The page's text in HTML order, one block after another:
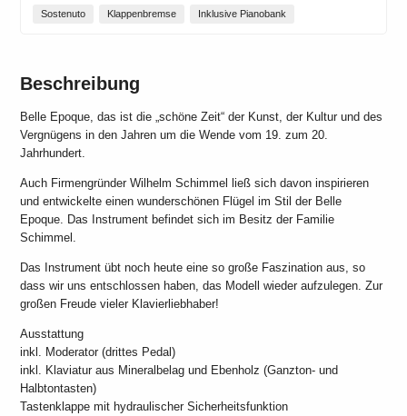
Sostenuto Klappenbremse Inklusive Pianobank
Beschreibung
Belle Epoque, das ist die „schöne Zeit“ der Kunst, der Kultur und des
Vergnügens in den Jahren um die Wende vom 19. zum 20.
Jahrhundert.
Auch Firmengründer Wilhelm Schimmel ließ sich davon inspirieren
und entwickelte einen wunderschönen Flügel im Stil der Belle
Epoque. Das Instrument befindet sich im Besitz der Familie
Schimmel.
Das Instrument übt noch heute eine so große Faszination aus, so
dass wir uns entschlossen haben, das Modell wieder aufzulegen. Zur
großen Freude vieler Klavierliebhaber!
Ausstattung
inkl. Moderator (drittes Pedal)
inkl. Klaviatur aus Mineralbelag und Ebenholz (Ganzton- und
Halbtontasten)
Tastenklappe mit hydraulischer Sicherheitsfunktion